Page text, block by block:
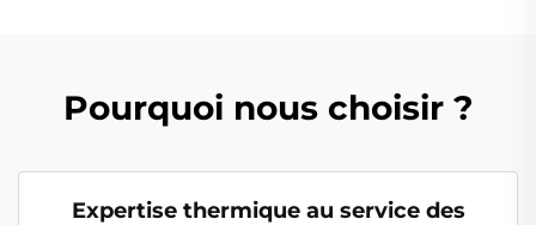
Pourquoi nous choisir ?
Expertise thermique au service des